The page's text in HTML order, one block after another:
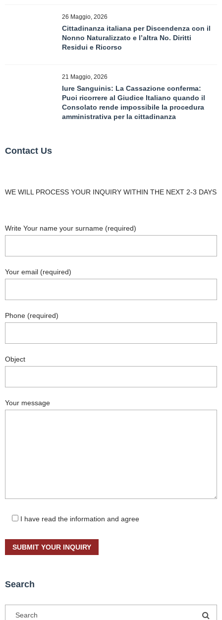
26 Maggio, 2026
Cittadinanza italiana per Discendenza con il
Nonno Naturalizzato e l’altra No. Diritti
Residui e Ricorso
21 Maggio, 2026
Iure Sanguinis: La Cassazione conferma:
Puoi ricorrere al Giudice Italiano quando il
Consolato rende impossibile la procedura
amministrativa per la cittadinanza
Contact Us
WE WILL PROCESS YOUR INQUIRY WITHIN THE NEXT 2-3 DAYS
Write Your name your surname (required)
Your email (required)
Phone (required)
Object
Your message
I have read the information and agree
Search